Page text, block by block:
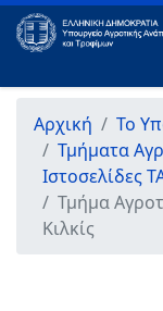
Αρχική Το
Τμήματα
Ιστοσελίδες
Τμήμα
Κιλκίς